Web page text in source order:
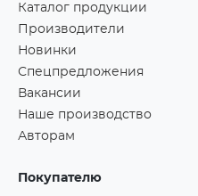
Каталог продукции
Производители
Новинки
Спецпредложения
Вакансии
Наше производство
Авторам
Покупателю